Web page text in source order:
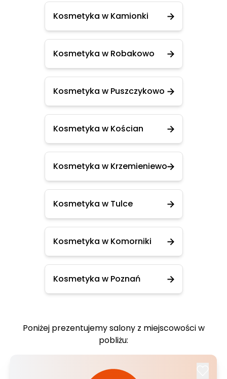
Kosmetyka w Kamionki
Kosmetyka w Robakowo
Kosmetyka w Puszczykowo
Kosmetyka w Kościan
Kosmetyka w Krzemieniewo
Kosmetyka w Tulce
Kosmetyka w Komorniki
Kosmetyka w Poznań
Poniżej prezentujemy salony z miejscowości w
pobliżu: